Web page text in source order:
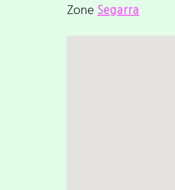
Zone Segarra